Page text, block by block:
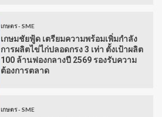
เกษตร - SME
เกษมชัยฟู้ด เตรียมความพร้อมเพิ่มกำลัง
การผลิตไข่ไก่ปลอดกรง 3 เท่า ตั้งเป้าผลิต
100 ล้านฟองกลางปี 2569 รองรับความ
ต้องการตลาด
เกษตร - SME